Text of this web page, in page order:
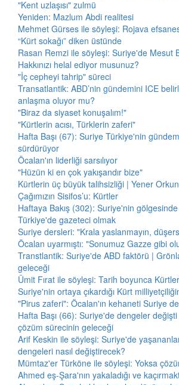
"Kent uzlaşısı" zulmü
Yeniden: Mazlum Abdi realitesi
Mehmet Gürses ile söyleşi: Rojava
“Kürt sokağı” diken üstünde
Rasan Remzi ile söyleşi: Suriye'de Mesut
Hakkınızı helal ediyor musunuz?
"İç cepheyi tahrip" süreci
Transatlantik: ABD’nin gündemini ICE
anlaşma oluyor mu?
"Biraz da siyaset konuşalım!"
"Kürtlerin acısı, Türklerin zaferi"
Hafta Başı (67): Suriye Türkiye'nin
sürdürüyor
Öcalan'ın liderliği sarsılıyor
"Hüzün ki en çok yakışandır bize"
Kürtlerin üç büyük talihsizliği | Yener
Çağımızın Sisifos’u: Kürtler
Haftaya Bakış (302): Suriye'nin
Türkiye'de gazeteci olmak
Suriye dersleri: "Krala yaslanmayın,
Öcalan uyarmıştı: "Sonumuz Gazze gibi
Transtlantik: Suriye'de ABD faktörü |
geleceği
Ümit Fırat ile söyleşi: Tarih boyunca
Suriye'nin ortaya çıkardığı Kürt
"Pirus zaferi": Öcalan'ın kehaneti Suriye
Hafta Başı (66): Suriye'de dengeler
çözüm sürecinin geleceği
Arif Keskin ile söyleşi: Suriye'de
dengeleri nasıl değiştirecek?
Mümtaz'er Türköne ile söyleşi: Yoksa
Ahmed eş-Şara'nın yakaladığı ve